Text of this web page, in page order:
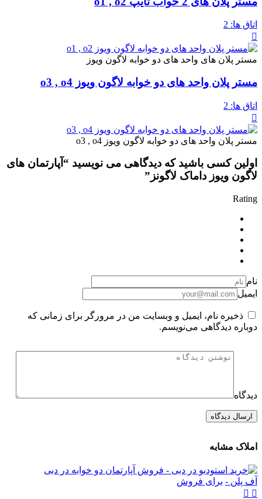
اتاق ها:
مستر پلان های واحد های دو خوابه لاگون ویوز
مستر پلان واحد های دو خوابه لاگون ویوز o3 , o4
اتاق ها:
مستر پلان واحد های دو خوابه لاگون ویوز o3 , o4
اولین کسی باشید که دیدگاهی می نویسید “آپارتمان های
لاگون ویوز داماک لاگونز”
Rating
نام
ایمیل
ذخیره نام، ایمیل و وبسایت من در مرورگر برای زمانی که
دوباره دیدگاهی می‌نویسم.
دیدگاه
املاک مشابه
آف پلن - برای فروش